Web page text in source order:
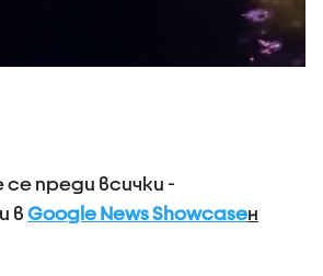
преди всички -
в Google News Showcaseн